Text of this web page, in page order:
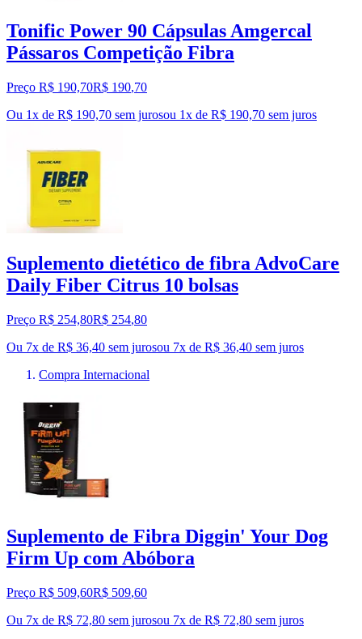
Tonific Power 90 Cápsulas Amgercal
Pássaros Competição Fibra
Preço R$ 190,70R$ 190,70
Ou 1x de R$ 190,70 sem jurosou 1x de R$ 190,70 sem juros
Suplemento dietético de fibra AdvoCare
Daily Fiber Citrus 10 bolsas
Preço R$ 254,80R$ 254,80
Ou 7x de R$ 36,40 sem jurosou 7x de R$ 36,40 sem juros
Compra Internacional
Suplemento de Fibra Diggin' Your Dog
Firm Up com Abóbora
Preço R$ 509,60R$ 509,60
Ou 7x de R$ 72,80 sem jurosou 7x de R$ 72,80 sem juros